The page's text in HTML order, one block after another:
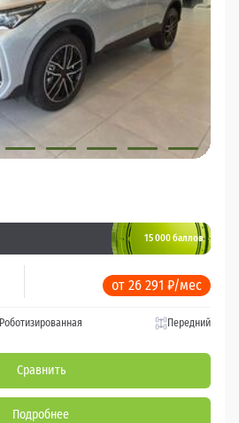
15 000 баллов
от 26 291 ₽/мес
Роботизированная Передний
Сравнить
Подробнее